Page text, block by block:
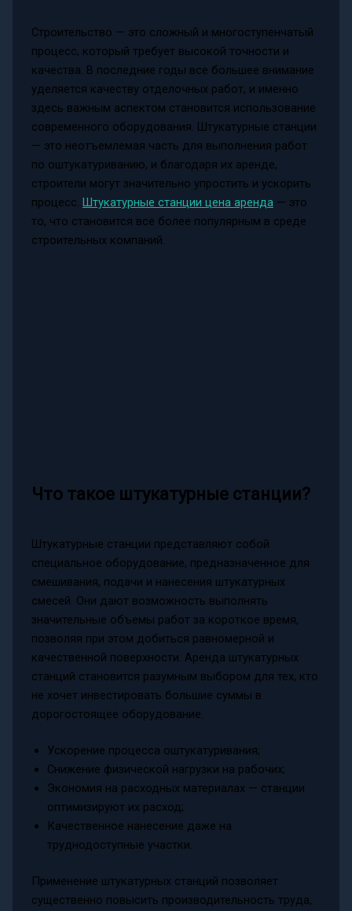
Строительство — это сложный и многоступенчатый
процесс, который требует высокой точности и
качества. В последние годы все большее внимание
уделяется качеству отделочных работ, и именно
здесь важным аспектом становится использование
современного оборудования. Штукатурные станции
— это неотъемлемая часть для выполнения работ
по оштукатуриванию, и благодаря их аренде,
строители могут значительно упростить и ускорить
процесс. Штукатурные станции цена аренда— это
то, что становится все более популярным в среде
строительных компаний.
Что такое штукатурные станции?
Штукатурные станции представляют собой
специальное оборудование, предназначенное для
смешивания, подачи и нанесения штукатурных
смесей. Они дают возможность выполнять
значительные объемы работ за короткое время,
позволяя при этом добиться равномерной и
качественной поверхности. Аренда штукатурных
станций становится разумным выбором для тех, кто
не хочет инвестировать большие суммы в
дорогостоящее оборудование.
Ускорение процесса оштукатуривания;
Снижение физической нагрузки на рабочих;
Экономия на расходных материалах — станции
оптимизируют их расход;
Качественное нанесение даже на
труднодоступные участки.
Применение штукатурных станций позволяет
существенно повысить производительность труда,